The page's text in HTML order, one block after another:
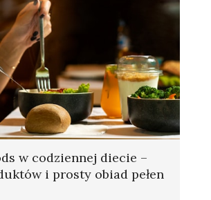
w codziennej diecie –
i prosty obiad pełen